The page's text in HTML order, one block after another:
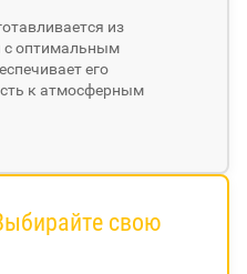
из
с оптимальным
его
к атмосферным
свою